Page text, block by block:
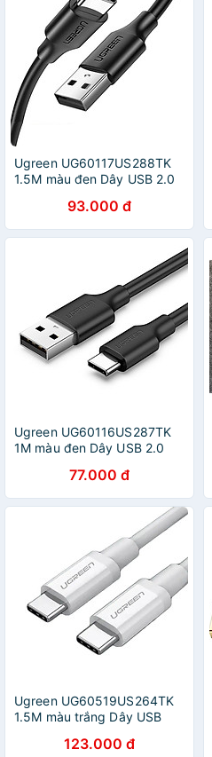
Ugreen UG60117US288TK
1.5M màu đen Dây USB 2.0
CHÍNH HÃNG93.000 đ
Ugreen UG60116US287TK
1M màu đen Dây USB 2.0
CHÍNH HÃNG77.000 đ
Ugreen UG60519US264TK
1.5M màu trắng Dây USB
HÀNG CHÍNH HÃNG
123.000 đ